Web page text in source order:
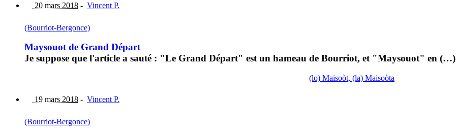
20 mars 2018 - Vincent P.
(Bourriot-Bergonce)
Maysouot de Grand Départ
Je suppose que l'article a sauté : "Le Grand Départ" est un hameau de Bourriot, et "Maysouot" en (…)
(lo) Maisoòt, (la) Maisoòta
19 mars 2018 - Vincent P.
(Bourriot-Bergonce)